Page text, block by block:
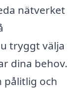
nätverket
tryggt välja
dina behov.
pålitlig och